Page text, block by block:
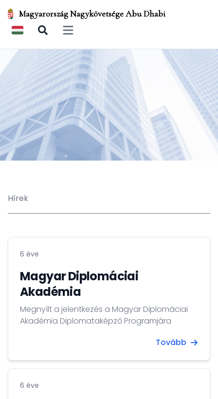
Magyarország Nagykövetsége Abu Dhabi
Open main menu
Hírek
6 éve
Magyar Diplomáciai
Akadémia
Megnyílt a jelentkezés a Magyar Diplomáciai
Akadémia Diplomataképző Programjára
Tovább
6 éve